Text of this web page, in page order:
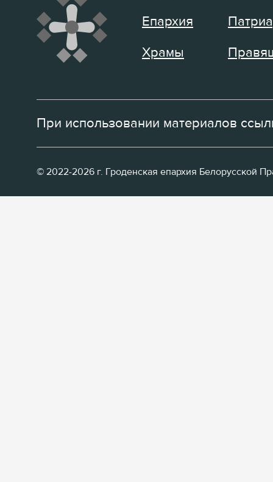
Епархия
Храмы
При использовании материалов
© 2022-2026 г. Гроденская епархия Белорусской